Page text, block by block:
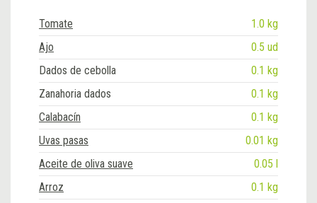
Tomate
1.0 kg
Ajo
0.5 ud
Dados de cebolla
0.1 kg
Zanahoria dados
0.1 kg
Calabacín
0.1 kg
Uvas pasas
0.01 kg
Aceite de oliva suave
0.05 l
Arroz
0.1 kg